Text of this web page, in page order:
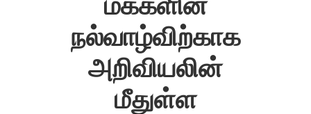
நல்வாழ்விற்காக
அறிவியலின்
மீதுள்ள